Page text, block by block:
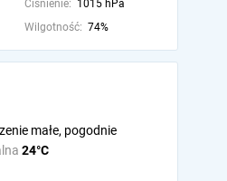
Ciśnienie: 1015 hPa
Wilgotność: 74%
24°C
małe, pogodnie